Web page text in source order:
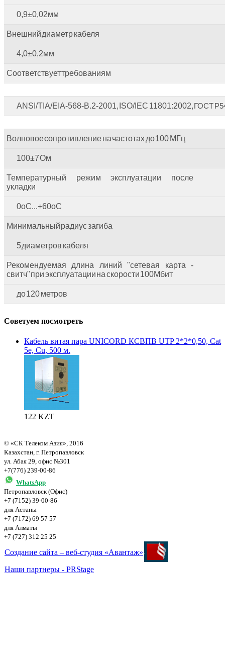
0,9±0,02мм
Внешний диаметр кабеля
4,0±0,2мм
Соответствует требованиям
ANSI/TIA/EIA-568-B.2-2001, ISO/IEC 11801:2002, ГОСТ
Волновое сопротивление на частотах до 100 МГц
100±7 Ом
Температурный режим эксплуатации после
укладки
0оС...+60оС
Минимальный радиус загиба
5 диаметров кабеля
Рекомендуемая длина линий "сетевая карта -
свитч" при эксплуатации на скорости 100Мбит
до 120 метров
Советуем посмотреть
Кабель витая пара UNICORD КСВПВ UTP 2*2*0,50, Cat
5e, Cu, 500 м.
122 KZT
© «СК Телеком Азия», 2016
Казахстан, г. Петропавловск
ул. Абая 29, офис №301
+7(776) 239-00-86
WhatsApp
Петропавловск (Офис)
+7 (7152) 39-00-86
для Астаны
+7 (7172) 69 57 57
для Алматы
+7 (727) 312 25 25
Создание сайта – веб-студия «Авантаж»
Наши партнеры - PRStage